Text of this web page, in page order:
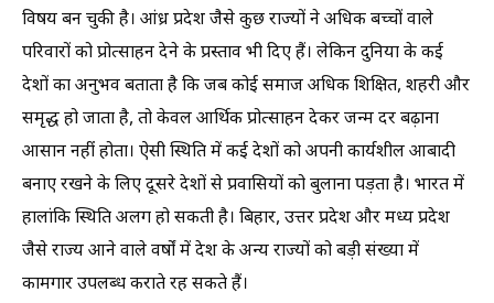
विषय बन चुकी है। आंध्र प्रदेश जैसे कुछ राज्यों ने अधिक बच्चों वाले
परिवारों को प्रोत्साहन देने के प्रस्ताव भी दिए हैं। लेकिन दुनिया के कई
देशों का अनुभव बताता है कि जब कोई समाज अधिक शिक्षित, शहरी और
समृद्ध हो जाता है, तो केवल आर्थिक प्रोत्साहन देकर जन्म दर बढ़ाना
आसान नहीं होता। ऐसी स्थिति में कई देशों को अपनी कार्यशील आबादी
बनाए रखने के लिए दूसरे देशों से प्रवासियों को बुलाना पड़ता है। भारत में
हालांकि स्थिति अलग हो सकती है। बिहार, उत्तर प्रदेश और मध्य प्रदेश
जैसे राज्य आने वाले वर्षों में देश के अन्य राज्यों को बड़ी संख्या में
कामगार उपलब्ध कराते रह सकते हैं।